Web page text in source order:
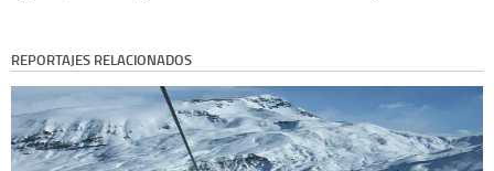
REPORTAJES RELACIONADOS